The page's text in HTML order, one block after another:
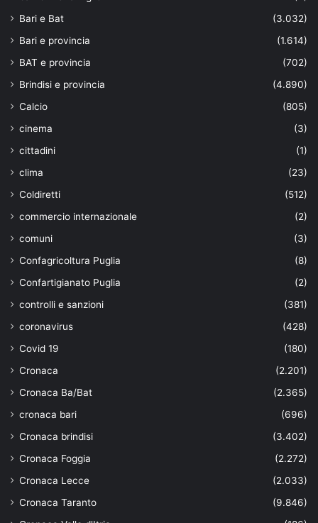
Bari e Bat
(3.032)
Bari e provincia
(1.614)
BAT e provincia
(702)
Brindisi e provincia
(4.890)
Calcio
(805)
cinema
(3)
cittadini
(1)
clima
(23)
Coldiretti
(512)
commercio internazionale
(2)
comuni
(3)
Confagricoltura Puglia
(8)
Confartigianato Puglia
(2)
controlli e sanzioni
(381)
coronavirus
(428)
Covid 19
(180)
Cronaca
(2.201)
Cronaca Ba/Bat
(2.365)
cronaca bari
(696)
Cronaca brindisi
(3.402)
Cronaca Foggia
(2.272)
Cronaca Lecce
(2.033)
Cronaca Taranto
(9.846)